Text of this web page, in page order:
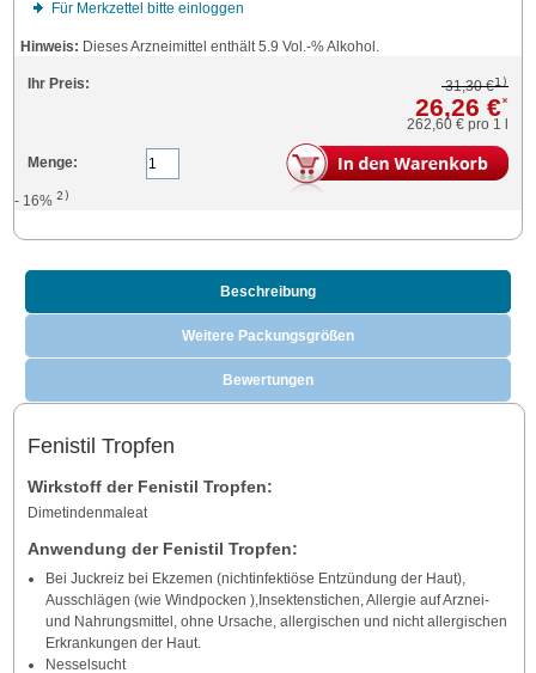
Für Merkzettel bitte einloggen
Hinweis: Dieses Arzneimittel enthält 5.9 Vol.-% Alkohol.
Ihr Preis: 31,30 €1)
26,26 €*
262,60 € pro 1 l
Menge:
- 16%2)
Beschreibung
Weitere Packungsgrößen
Bewertungen
Fenistil Tropfen
Wirkstoff der Fenistil Tropfen:
Dimetindenmaleat
Anwendung der Fenistil Tropfen:
Bei Juckreiz bei Ekzemen (nichtinfektiöse Entzündung der Haut),
Ausschlägen (wie Windpocken ),Insektenstichen, Allergie auf Arznei-
und Nahrungsmittel, ohne Ursache, allergischen und nicht allergischen
Erkrankungen der Haut.
Nesselsucht